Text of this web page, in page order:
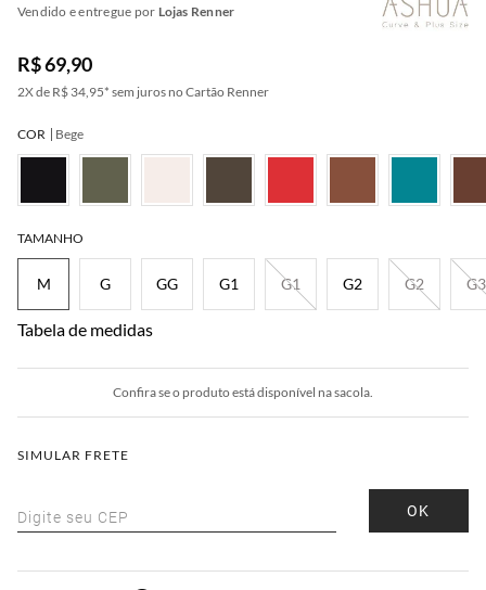
Vendido e entregue por Lojas Renner
R$ 69,90
2X de R$ 34,95* sem juros no Cartão Renner
COR Bege
TAMANHO
M G GG G1 G1 G2 G2 G3
Tabela de medidas
Confira se o produto está disponível na sacola.
SIMULAR FRETE
Digite seu CEP OK